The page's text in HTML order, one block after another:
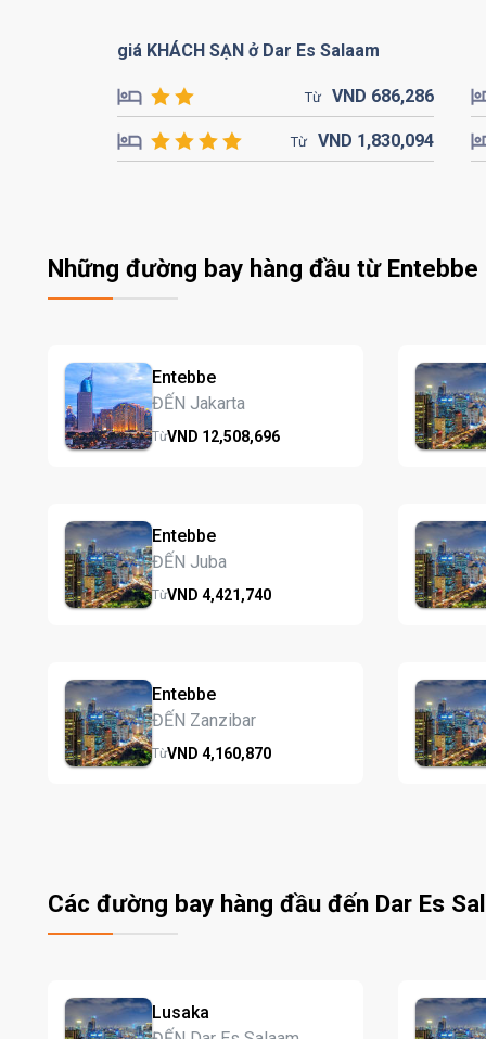
giá KHÁCH SẠN ở Dar Es Salaam
Từ VND 686,286
Từ VND 1,830,094
Những đường bay hàng đầu từ Entebbe
Entebbe
ĐẾN Jakarta
TừVND 12,508,696
Entebbe
ĐẾN Juba
TừVND 4,421,740
Entebbe
ĐẾN Zanzibar
TừVND 4,160,870
Các đường bay hàng đầu đến Dar Es
Lusaka